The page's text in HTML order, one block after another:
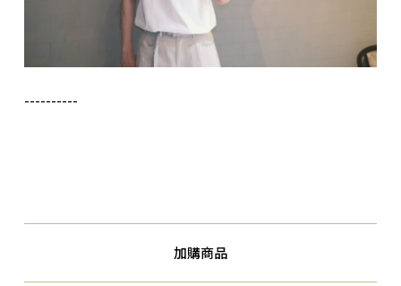
----------
加購商品